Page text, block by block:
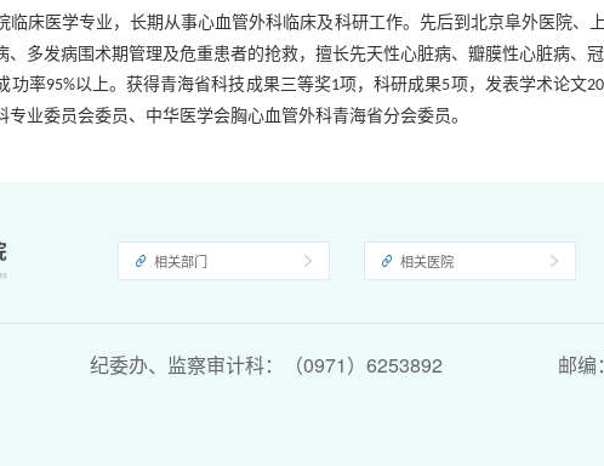
临床医学专业，长期从事心血管外科临床及科研工作。先后到北京阜外医院、
多发病围术期管理及危重患者的抢救，擅长先天性心脏病、瓣膜性心脏病、
功率95%以上。获得青海省科技成果三等奖1项，科研成果5项，发表学术论文20
业委员会委员、中华医学会胸心血管外科青海省分会委员。
相关部门 相关医院
纪委办、监察审计科：（0971）6253892
邮编